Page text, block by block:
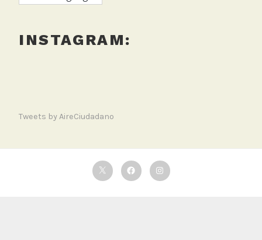
INSTAGRAM:
Tweets by AireCiudadano
TwitterFacebookInstagram